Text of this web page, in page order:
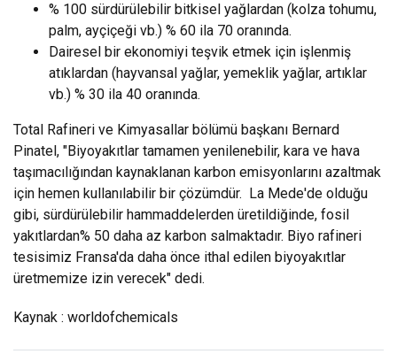
% 100 sürdürülebilir bitkisel yağlardan (kolza tohumu,
palm, ayçiçeği vb.) % 60 ila 70 oranında.
Dairesel bir ekonomiyi teşvik etmek için işlenmiş
atıklardan (hayvansal yağlar, yemeklik yağlar, artıklar
vb.) % 30 ila 40 oranında.
Total Rafineri ve Kimyasallar bölümü başkanı Bernard
Pinatel, "Biyoyakıtlar tamamen yenilenebilir, kara ve hava
taşımacılığından kaynaklanan karbon emisyonlarını azaltmak
için hemen kullanılabilir bir çözümdür. La Mede'de olduğu
gibi, sürdürülebilir hammaddelerden üretildiğinde, fosil
yakıtlardan% 50 daha az karbon salmaktadır. Biyo rafineri
tesisimiz Fransa'da daha önce ithal edilen biyoyakıtlar
üretmemize izin verecek" dedi.
Kaynak : worldofchemicals